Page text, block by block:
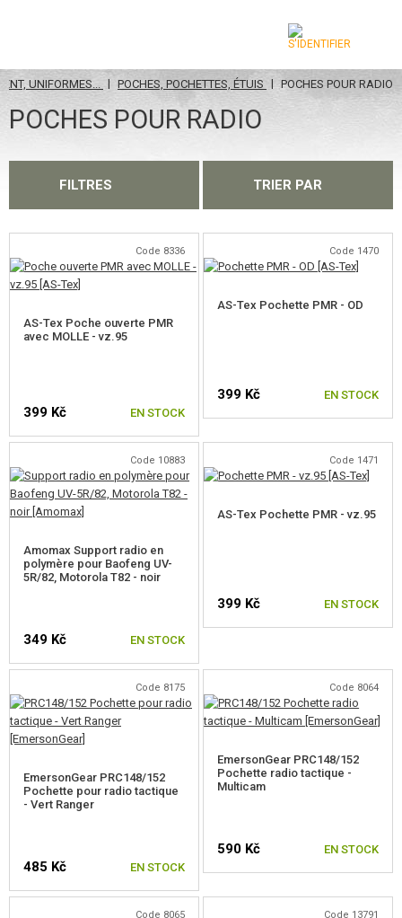
CATÉGORIES
AIRSOFT GUNS
LANCE-GRENADES, GRENADES
BATTERIES, CHARGEURS
CHARGEURS, BB LOADER
ÉQUIPEMENT, UNIFORMES...
CASQUES, CHAPELLERIE
ÉQUIPEMENT POUR ENFANTS
SACS A DOS
GANTS
CEINTURES
PROTECTEURS
PLATEFORMES MOLLE
POCHES POUR RADIO
UNIFORMES... | POCHES, POCHETTES, ÉTUIS | POCHES POUR RADIO
POCHES POUR RADIO
FILTRES TRIER PAR
Code 8336
AS-Tex Poche ouverte PMR
avec MOLLE - vz.95
399 Kč EN STOCK
Code 1470
AS-Tex Pochette PMR - OD
399 Kč EN STOCK
Code 10883
Amomax Support radio en
polymère pour Baofeng UV-
5R/82, Motorola T82 - noir
349 Kč EN STOCK
Code 1471
AS-Tex Pochette PMR - vz.95
399 Kč EN STOCK
Code 8175
EmersonGear PRC148/152
Pochette pour radio tactique
- Vert Ranger
485 Kč EN STOCK
Code 8064
EmersonGear PRC148/152
Pochette radio tactique -
Multicam
590 Kč EN STOCK
Code 8065 Code 13791